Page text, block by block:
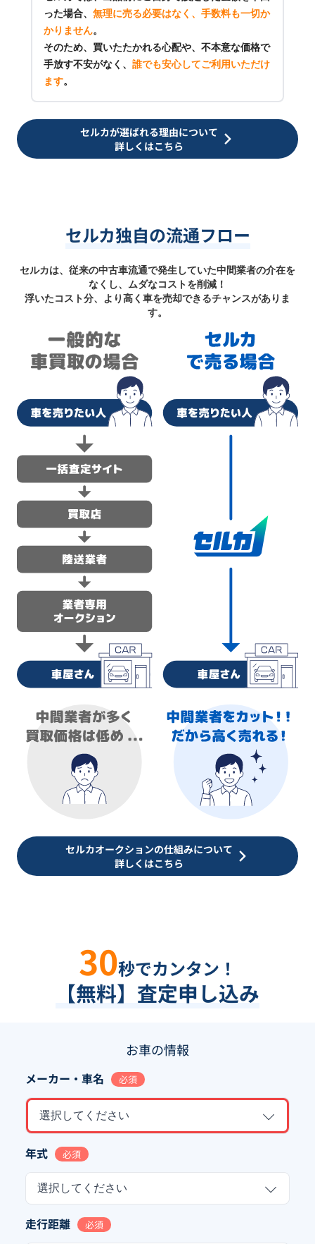
った場合、 無理に売る必要はなく、手数料も一切か
かりません。
そのため、買いたたかれる心配や、不本意な価格で
手放す不安がなく、 誰でも安心してご利用いただけ
ます。
セルカが選ばれる理由について
詳しくはこちら
セルカ独自の流通フロー
セルカは、従来の中古車流通で発生していた中間業者の介在を
なくし、ムダなコストを削減！
浮いたコスト分、より高く車を売却できるチャンスがありま
す。
セルカオークションの仕組みについて
詳しくはこちら
30秒でカンタン！
【無料】査定申し込み
お車の情報
メーカー・車名 必須
選択してください
年式 必須
選択してください
走行距離 必須